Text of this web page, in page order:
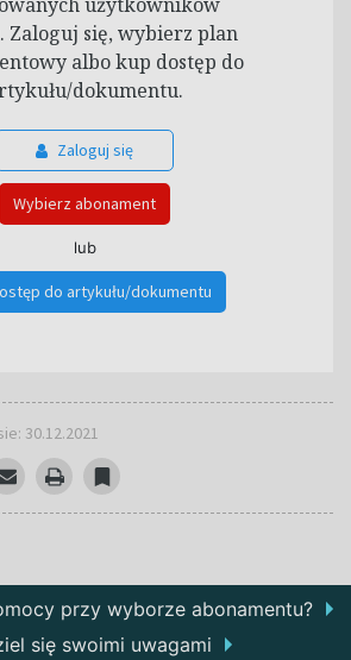
Zaloguj się, wybierz plan
albo kup dostęp do
dokumentu.
Zaloguj się
Wybierz abonament
lub
do artykułu/dokumentu
30.12.2021
przy wyborze abonamentu?
się swoimi uwagami